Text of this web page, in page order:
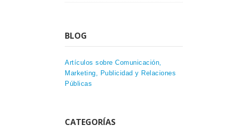
BLOG
Artículos sobre Comunicación,
Marketing, Publicidad y Relaciones
Públicas
CATEGORÍAS